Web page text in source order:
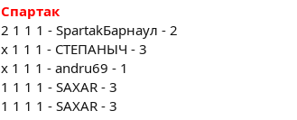
Спартак
2 1 1 1 - SpartakБарнаул - 2
х 1 1 1 - СТЕПАНЫЧ - 3
х 1 1 1 - andru69 - 1
1 1 1 1 - SAXAR - 3
1 1 1 1 - SAXAR - 3